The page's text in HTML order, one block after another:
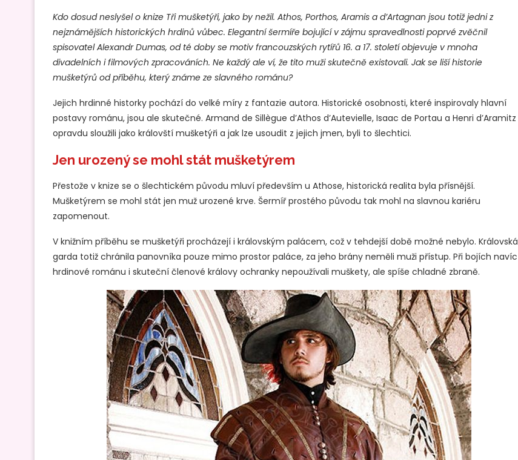
Kdo dosud neslyšel o knize Tři mušketýři, jako by nežil. Athos, Porthos, Aramis a d’Artagnan jsou totiž jedni z
nejznámějších historických hrdinů vůbec. Elegantní šermíře bojující v zájmu spravedlnosti poprvé zvěčnil
spisovatel Alexandr Dumas, od té doby se motiv francouzských rytířů 16. a 17. století objevuje v mnoha
divadelních i filmových zpracováních. Ne každý ale ví, že tito muži skutečně existovali. Jak se liší historie
mušketýrů od příběhu, který známe ze slavného románu?
Jejich hrdinné historky pochází do velké míry z fantazie autora. Historické osobnosti, které inspirovaly hlavní
postavy románu, jsou ale skutečné. Armand de Sillègue d’Athos d’Autevielle, Isaac de Portau a Henri d’Aramitz
opravdu sloužili jako královští mušketýři a jak lze usoudit z jejich jmen, byli to šlechtici.
Jen urozený se mohl stát mušketýrem
Přestože v knize se o šlechtickém původu mluví především u Athose, historická realita byla přísnější.
Mušketýrem se mohl stát jen muž urozené krve. Šermíř prostého původu tak mohl na slavnou kariéru
zapomenout.
V knižním příběhu se mušketýři procházejí i královským palácem, což v tehdejší době možné nebylo. Královská
garda totiž chránila panovníka pouze mimo prostor paláce, za jeho brány neměli muži přístup. Při bojích navíc
hrdinové románu i skuteční členové královy ochranky nepoužívali muškety, ale spíše chladné zbraně.